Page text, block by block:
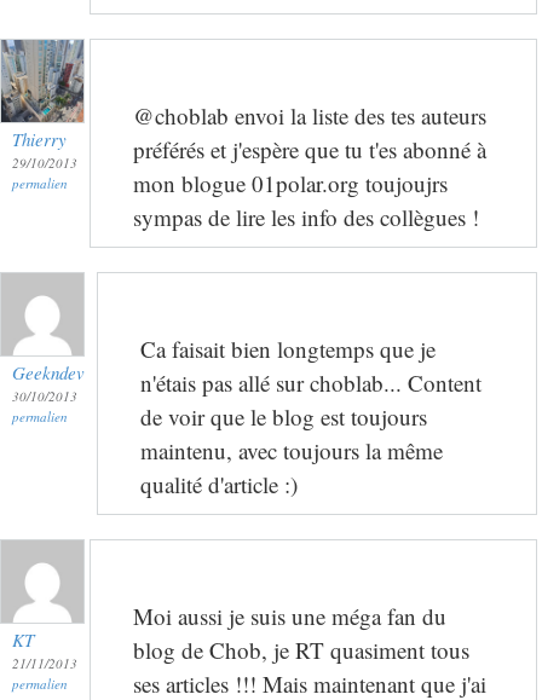
Thierry
29/10/2013
permalien
@choblab envoi la liste des tes auteurs
préférés et j'espère que tu t'es abonné à
mon blogue 01polar.org toujoujrs
sympas de lire les info des collègues !
Geekndev
30/10/2013
permalien
Ca faisait bien longtemps que je
n'étais pas allé sur choblab... Content
de voir que le blog est toujours
maintenu, avec toujours la même
qualité d'article :)
KT
21/11/2013
permalien
Moi aussi je suis une méga fan du
blog de Chob, je RT quasiment tous
ses articles !!! Mais maintenant que j'ai